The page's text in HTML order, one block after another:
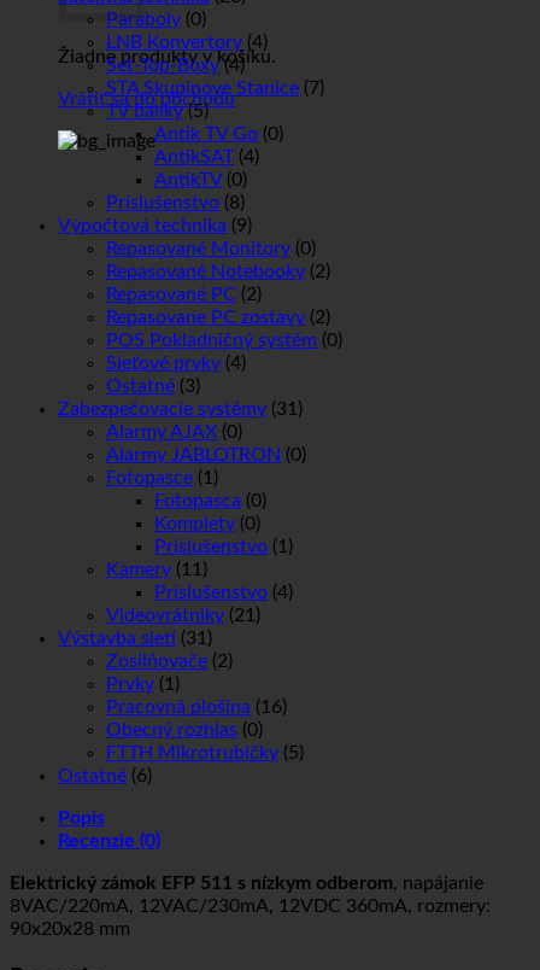
Žiadne produkty v košíku.
Vrátiť sa do obchodu
Paraboly (0)
LNB Konvertory (4)
Set-Top-Boxy (4)
STA Skupinove Stanice (7)
TV balíky (5)
Antik TV Go (0)
AntikSAT (4)
AntikTV (0)
Príslušenstvo (8)
Výpočtová technika (9)
Repasované Monitory (0)
Repasované Notebooky (2)
Repasované PC (2)
Repasovane PC zostavy (2)
POS Pokladničný systém (0)
Sieťové prvky (4)
Ostatné (3)
Zabezpečovacie systémy (31)
Alarmy AJAX (0)
Alarmy JABLOTRON (0)
Fotopasce (1)
Fotopasca (0)
Komplety (0)
Príslušenstvo (1)
Kamery (11)
Príslušenstvo (4)
Videovrátniky (21)
Výstavba sietí (31)
Zosilňovače (2)
Prvky (1)
Pracovná plošina (16)
Obecný rozhlas (0)
FTTH Mikrotrubičky (5)
Ostatné (6)
Popis
Recenzie (0)
Elektrický zámok EFP 511 s nízkym odberom, napájanie
8VAC/220mA, 12VAC/230mA, 12VDC 360mA, rozmery:
90x20x28 mm